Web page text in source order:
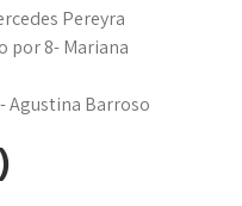
Pereyra
por 8- Mariana
Agustina Barroso